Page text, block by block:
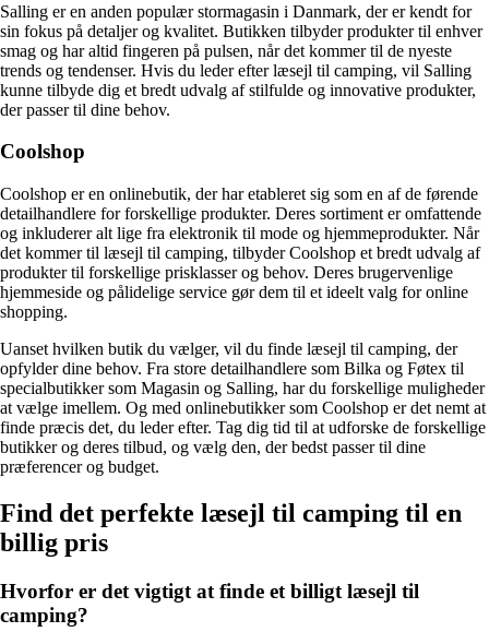
Salling er en anden populær stormagasin i Danmark, der er kendt for
sin fokus på detaljer og kvalitet. Butikken tilbyder produkter til enhver
smag og har altid fingeren på pulsen, når det kommer til de nyeste
trends og tendenser. Hvis du leder efter læsejl til camping, vil Salling
kunne tilbyde dig et bredt udvalg af stilfulde og innovative produkter,
der passer til dine behov.
Coolshop
Coolshop er en onlinebutik, der har etableret sig som en af de førende
detailhandlere for forskellige produkter. Deres sortiment er omfattende
og inkluderer alt lige fra elektronik til mode og hjemmeprodukter. Når
det kommer til læsejl til camping, tilbyder Coolshop et bredt udvalg af
produkter til forskellige prisklasser og behov. Deres brugervenlige
hjemmeside og pålidelige service gør dem til et ideelt valg for online
shopping.
Uanset hvilken butik du vælger, vil du finde læsejl til camping, der
opfylder dine behov. Fra store detailhandlere som Bilka og Føtex til
specialbutikker som Magasin og Salling, har du forskellige muligheder
at vælge imellem. Og med onlinebutikker som Coolshop er det nemt at
finde præcis det, du leder efter. Tag dig tid til at udforske de forskellige
butikker og deres tilbud, og vælg den, der bedst passer til dine
præferencer og budget.
Find det perfekte læsejl til camping til en
billig pris
Hvorfor er det vigtigt at finde et billigt læsejl til
camping?